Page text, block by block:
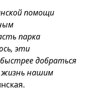
помощи
парка
эти
добраться
нашим